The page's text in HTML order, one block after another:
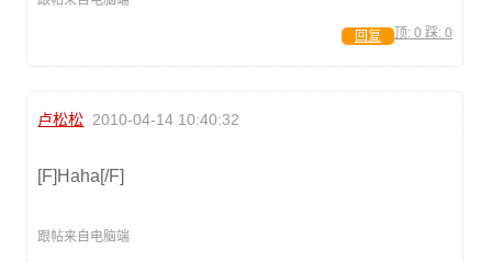
顶: 0 踩: 0
回复
卢松松 2010-04-14 10:40:32
[F]Haha[/F]
跟帖来自电脑端